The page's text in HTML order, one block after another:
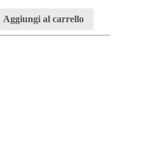
Aggiungi al carrello